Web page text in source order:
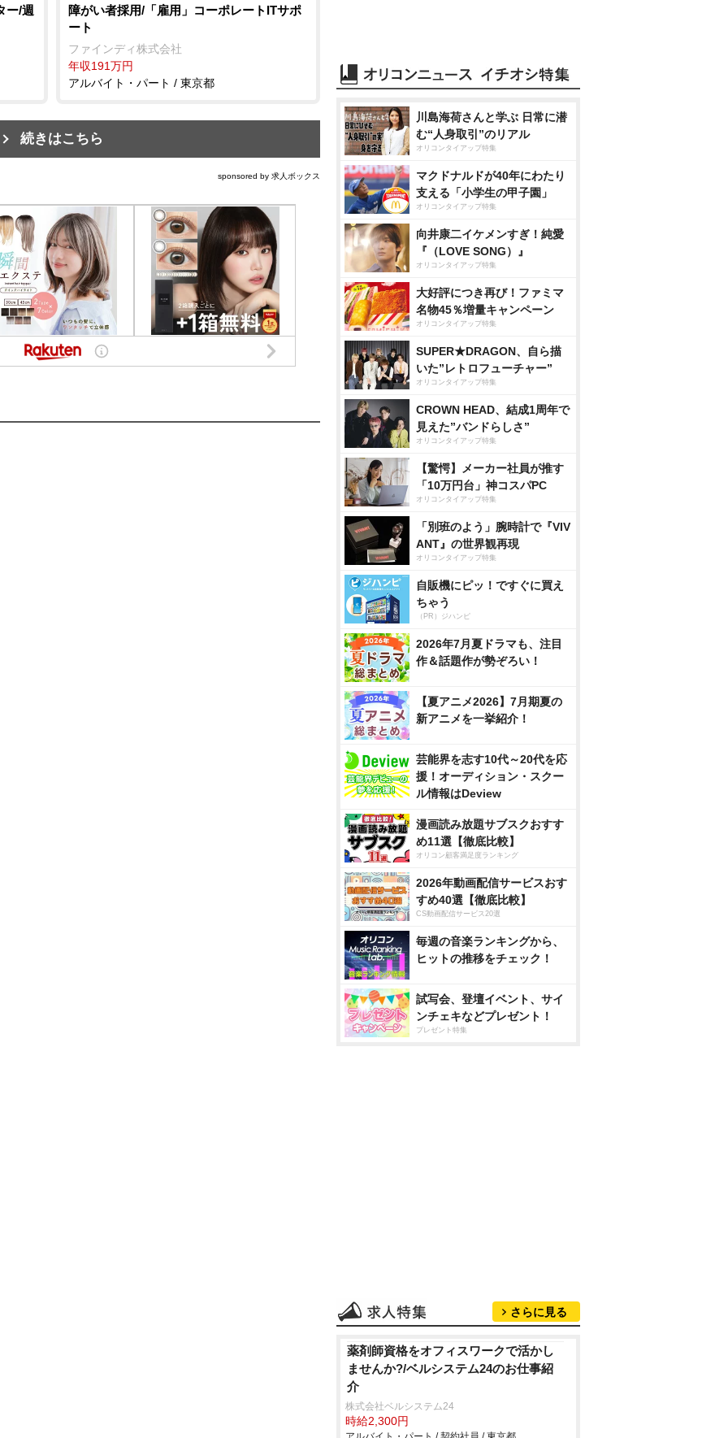
ー/週
障がい者採用/「雇用」コーポレートITサポ
ート
ファインディ株式会社
年収191万円
アルバイト・パート / 東京都
続きはこちら
sponsored by 求人ボックス
川島海荷さんと学ぶ 日常に潜
む“人身取引”のリアル
オリコンタイアップ特集
マクドナルドが40年にわたり
支える「小学生の甲子園」
オリコンタイアップ特集
向井康二イケメンすぎ！純愛
『（LOVE SONG）』
オリコンタイアップ特集
大好評につき再び！ファミマ
名物45％増量キャンペーン
オリコンタイアップ特集
SUPER★DRAGON、自ら描
いた”レトロフューチャー”
オリコンタイアップ特集
CROWN HEAD、結成1周年で
見えた”バンドらしさ”
オリコンタイアップ特集
【驚愕】メーカー社員が推す
「10万円台」神コスパPC
オリコンタイアップ特集
「別班のよう」腕時計で『VIV
ANT』の世界観再現
オリコンタイアップ特集
自販機にピッ！ですぐに買え
ちゃう
（PR）ジハンピ
2026年7月夏ドラマも、注目
作＆話題作が勢ぞろい！
【夏アニメ2026】7月期夏の
新アニメを一挙紹介！
芸能界を志す10代～20代を応
援！オーディション・スクー
ル情報はDeview
漫画読み放題サブスクおすす
め11選【徹底比較】
オリコン顧客満足度ランキング
2026年動画配信サービスおす
すめ40選【徹底比較】
CS動画配信サービス20選
毎週の音楽ランキングから、
ヒットの推移をチェック！
試写会、登壇イベント、サイ
ンチェキなどプレゼント！
プレゼント特集
さらに見る
薬剤師資格をオフィスワークで活かし
ませんか?/ベルシステム24のお仕事紹
介
株式会社ベルシステム24
時給2,300円